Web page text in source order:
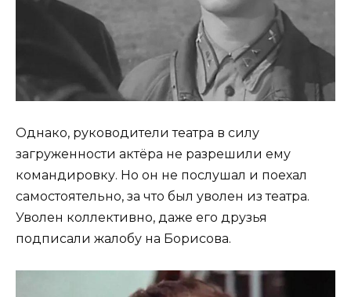
Однако, руководители театра в силу
загруженности актёра не разрешили ему
командировку. Но он не послушал и поехал
самостоятельно, за что был уволен из театра.
Уволен коллективно, даже его друзья
подписали жалобу на Борисова.